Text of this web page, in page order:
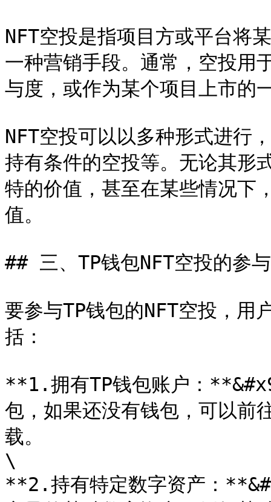
NFT空投是指项目方或平台将
一种营销手段。通常，空投用
与度，或作为某个项目上市的
NFT空投可以以多种形式进行
持有条件的空投等。无论其形
特的价值，甚至在某些情况下
值。
## 三、TP钱包NFT空投的参
要参与TP钱包的NFT空投，用
括：
**1.拥有TP钱包账户：
包，如果还没有钱包，可以前
载。
\
**2.持有特定数字资产：